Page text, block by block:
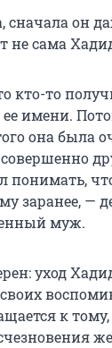
он
не сама
кто-то
имени.
она была
понимать,
заранее, —
муж.
уход
к тому,